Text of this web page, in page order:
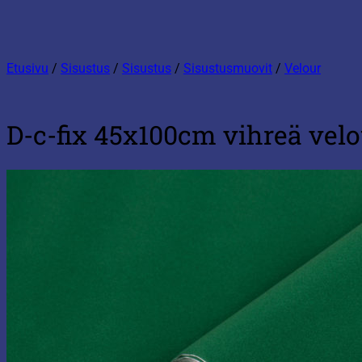
Etusivu / Sisustus / Sisustus / Sisustusmuovit / Velour
D-c-fix 45x100cm vihreä